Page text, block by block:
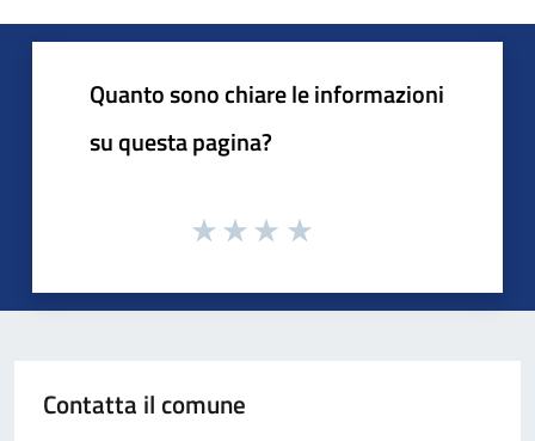
Quanto sono chiare le informazioni
su questa pagina?
Contatta il comune